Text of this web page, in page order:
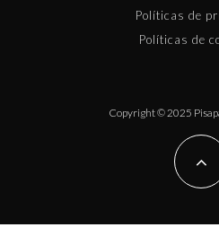
Políticas de
Políticas de
Copyright © 2025